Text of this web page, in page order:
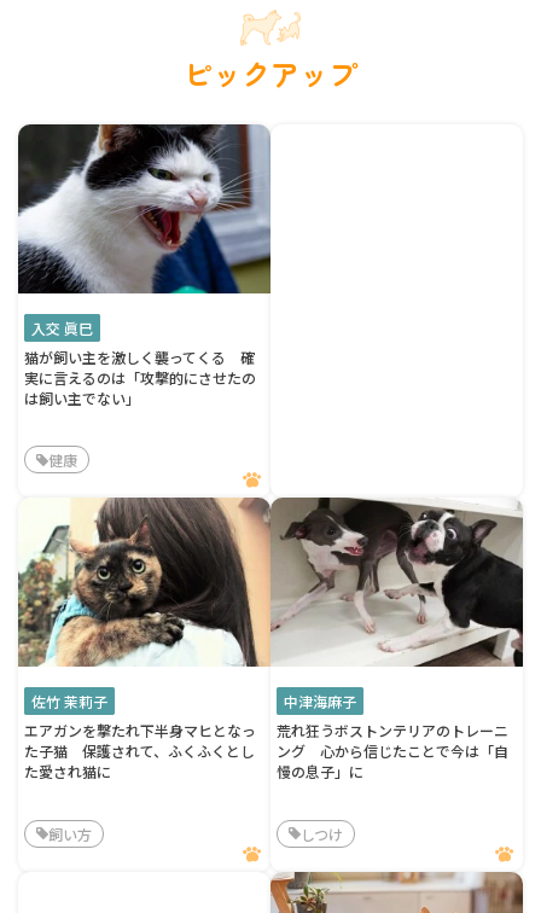
ピックアップ
入交 眞巳
猫が飼い主を激しく襲ってくる 確
実に言えるのは「攻撃的にさせたの
は飼い主でない」
健康
佐竹 茉莉子
エアガンを撃たれ下半身マヒとなっ
た子猫 保護されて、ふくふくとし
た愛され猫に
飼い方
中津海麻子
荒れ狂うボストンテリアのトレーニ
ング 心から信じたことで今は「自
慢の息子」に
しつけ